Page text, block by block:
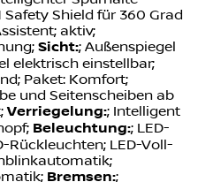
Safety Shield für 360 Grad
aktiv;
Sicht:; Außenspiegel
elektrisch einstellbar;
Paket: Komfort;
und Seitenscheiben ab
Verriegelung:; Intelligent
Beleuchtung:; LED-
Rückleuchten; LED-Voll-
Bremsen:;